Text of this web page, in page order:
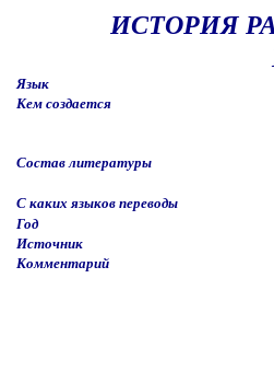
ИСТОРИЯ
Язык
Кем создается
Состав литературы
С каких языков переводы
Год
Источник
Комментарий